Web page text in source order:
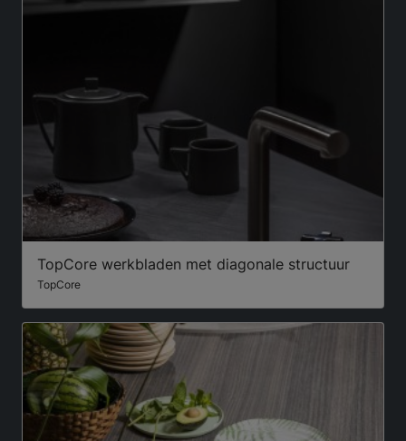
TopCore werkbladen met diagonale structuur
TopCore